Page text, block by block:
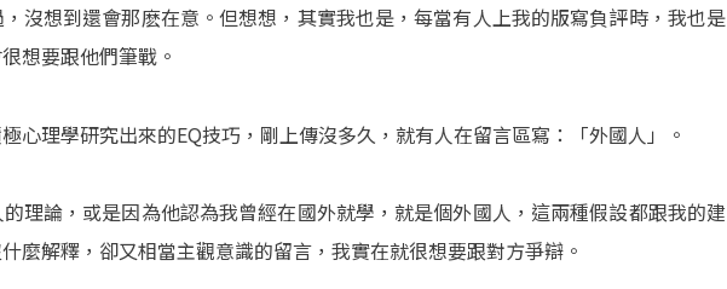
沒想到還會那麽在意。但想想，其實我也是，每當有人上我的版寫負評時，我也是
想要跟他們筆戰。
心理學研究出來的EQ技巧，剛上傳沒多久，就有人在留言區寫：「外國人」。
理論，或是因為他認為我曾經在國外就學，就是個外國人，這兩種假設都跟我的建
麼解釋，卻又相當主觀意識的留言，我實在就很想要跟對方爭辯。